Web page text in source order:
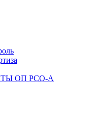
ОП РСО-А